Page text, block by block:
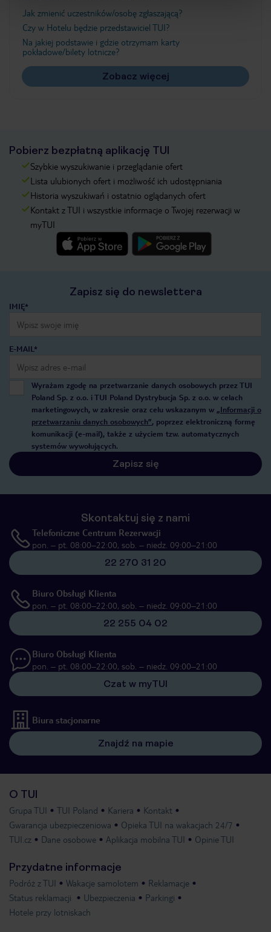
Jak zmienić uczestników/osobę zgłaszającą?
Czy w Hotelu będzie przedstawiciel TUI?
Na jakiej podstawie i gdzie otrzymam karty
pokładowe/bilety lotnicze?
Zobacz więcej
Pobierz bezpłatną aplikację TUI
Szybkie wyszukiwanie i przeglądanie ofert
Lista ulubionych ofert i możliwość ich udostępniania
Historia wyszukiwań i ostatnio oglądanych ofert
Kontakt z TUI i wszystkie informacje o Twojej rezerwacji w
myTUI
Zapisz się do newslettera
IMIĘ*
E-MAIL*
Wyrażam zgodę na przetwarzanie danych osobowych przez TUI
Poland Sp. z o.o. i TUI Poland Dystrybucja Sp. z o.o. w celach
marketingowych, w zakresie oraz celu wskazanym w „Informacji o
przetwarzaniu danych osobowych”, poprzez elektroniczną formę
komunikacji (e-mail), także z użyciem tzw. automatycznych
systemów wywołujących.
Zapisz się
Skontaktuj się z nami
Telefoniczne Centrum Rezerwacji
pon. – pt. 08:00–22:00, sob. – niedz. 09:00–21:00
22 270 31 20
Biuro Obsługi Klienta
pon. – pt. 08:00–22:00, sob. – niedz. 09:00–21:00
22 255 04 02
Biuro Obsługi Klienta
pon. – pt. 08:00–22:00, sob. – niedz. 09:00–21:00
Czat w myTUI
Biura stacjonarne
Znajdź na mapie
O TUI
Grupa TUI TUI Poland Kariera
Kontakt
Gwarancja ubezpieczeniowa
Opieka TUI na wakacjach 24/7
TUI.cz
Dane osobowe Aplikacja mobilna TUI Opinie TUI
Przydatne informacje
Podróż z TUI Wakacje samolotem
Reklamacje
Status reklamacji
Ubezpieczenia
Parkingi
Hotele przy lotniskach